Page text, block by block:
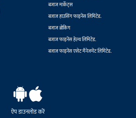
बजाज मार्केट्स
बजाज हाउसिंग फाइनेंस लिमिटेड.
बजाज ब्रोकिंग
बजाज फाइनेंस हेल्थ लिमिटेड.
बजाज फाइनेंस एसेट मैनेजमेंट लिमिटेड.
ऐप डाउनलोड करें